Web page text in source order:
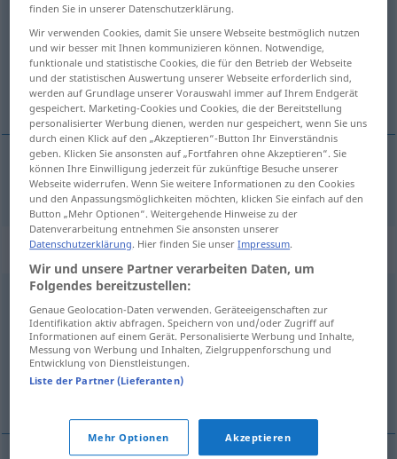
Übersicht aller Übersetzungen
(Für mehr Details die Übersetzung anklicken/antippen)
лош
лош schlecht
„schlecht“: Adverb
schlecht
Übersicht aller Übersetzungen
(Für mehr Details die Übersetzung anklicken/antippen)
finden Sie in unserer Datenschutzerklärung.
Wir verwenden Cookies, damit Sie unsere Webseite bestmöglich nutzen
und wir besser mit Ihnen kommunizieren können. Notwendige,
funktionale und statistische Cookies, die für den Betrieb der Webseite
und der statistischen Auswertung unserer Webseite erforderlich sind,
werden auf Grundlage unserer Vorauswahl immer auf Ihrem Endgerät
gespeichert. Marketing-Cookies und Cookies, die der Bereitstellung
personalisierter Werbung dienen, werden nur gespeichert, wenn Sie uns
durch einen Klick auf den „Akzeptieren“-Button Ihr Einverständnis
geben. Klicken Sie ansonsten auf „Fortfahren ohne Akzeptieren“. Sie
können Ihre Einwilligung jederzeit für zukünftige Besuche unserer
Webseite widerrufen. Wenn Sie weitere Informationen zu den Cookies
und den Anpassungsmöglichkeiten möchten, klicken Sie einfach auf den
Button „Mehr Optionen“. Weitergehende Hinweise zu der
Datenverarbeitung entnehmen Sie ansonsten unserer
Datenschutzerklärung. Hier finden Sie unserImpressum.
Wir und unsere Partner verarbeiten Daten, um
Folgendes bereitzustellen:
Genaue Geolocation-Daten verwenden. Geräteeigenschaften zur
Identifikation aktiv abfragen. Speichern von und/oder Zugriff auf
Informationen auf einem Gerät. Personalisierte Werbung und Inhalte,
Messung von Werbung und Inhalten, Zielgruppenforschung und
Entwicklung von Dienstleistungen.
Liste der Partner (Lieferanten)
Mehr Optionen Akzeptieren